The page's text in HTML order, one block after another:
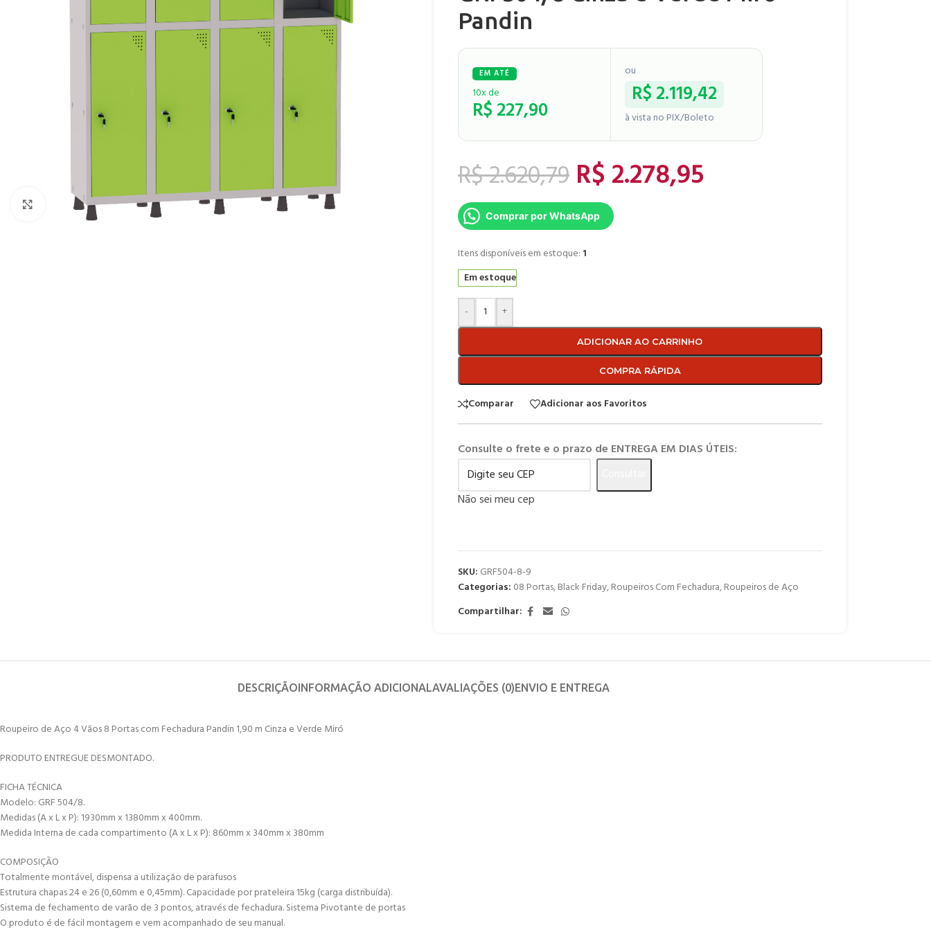
Clique para ampliar
Pandin
10x de
R$227,90
ou
R$2.119,42
à vista no PIX/Boleto
R$2.620,79 R$2.278,95
Comprar por WhatsApp
Itens disponíveis em estoque: 1
Em estoque
- +
ADICIONAR AO CARRINHO
COMPRA RÁPIDA
Comparar Adicionar aos Favoritos
Consulte o frete e o prazo de ENTREGA EM DIAS ÚTEIS:
Não sei meu cep
SKU: GRF504-8-9
Categorias: 08 Portas,Black Friday,Roupeiros Com Fechadura,Roupeiros de Aço
Compartilhar:
DESCRIÇÃOINFORMAÇÃO ADICIONAL AVALIAÇÕES (0)ENVIO E ENTREGA
Roupeiro de Aço 4 Vãos 8 Portas com Fechadura Pandin 1,90 m Cinza e Verde Miró
PRODUTO ENTREGUE DESMONTADO.
FICHA TÉCNICA
Modelo: GRF 504/8.
Medidas (A x L x P): 1930mm x 1380mm x 400mm.
Medida Interna de cada compartimento (A x L x P): 860mm x 340mm x 380mm
COMPOSIÇÃO
Totalmente montável, dispensa a utilização de parafusos
Estrutura chapas 24 e 26 (0,60mm e 0,45mm). Capacidade por prateleira 15kg (carga distribuída).
Sistema de fechamento de varão de 3 pontos, através de fechadura. Sistema Pivotante de portas
O produto é de fácil montagem e vem acompanhado de seu manual.